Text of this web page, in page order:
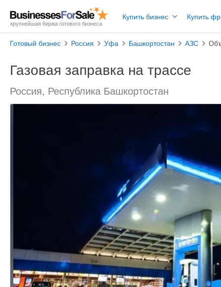
крупнейшая биржа готового бизнеса
Купить бизнес Купить
Готовый бизнес Россия Уфа Башкортостан АЗС
Газовая заправка на трассе
Россия, Республика Башкортостан